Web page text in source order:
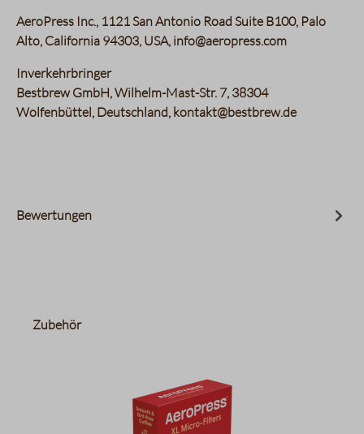
AeroPress Inc., 1121 San Antonio Road Suite B100, Palo
Alto, California 94303, USA, info@aeropress.com
Inverkehrbringer
Bestbrew GmbH, Wilhelm-Mast-Str. 7, 38304
Wolfenbüttel, Deutschland, kontakt@bestbrew.de
Bewertungen
Produktgalerie überspringen
Zubehör